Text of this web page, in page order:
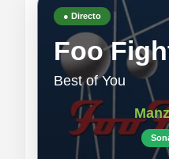
● Directo
Foo
Best of You